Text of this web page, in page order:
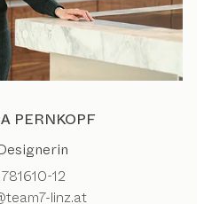
PERNKOPF
12
linz.at